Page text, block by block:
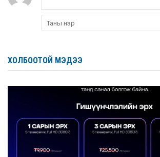
ХОЛБООТОЙ МЭДЭЭ